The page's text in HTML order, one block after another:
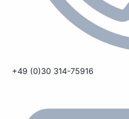
+49 (0)30 314-75916